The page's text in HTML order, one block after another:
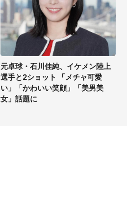
元卓球・石川佳純、イケメン陸上
選手と2ショット 「メチャ可愛
い」「かわいい笑顔」「美男美
女」話題に